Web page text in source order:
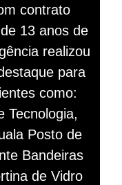
contrato
13 anos de
realizou
para
como:
Tecnologia,
Posto de
Bandeiras
de Vidro